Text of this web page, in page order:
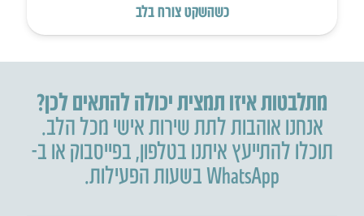
כשהשקט צורח בלב
מתלבטות איזו תמצית יכולה להתאים לכן?
אנחנו אוהבות לתת שירות אישי מכל הלב.
תוכלו להתייעץ איתנו בטלפון,בפייסבוק או ב-
WhatsApp בשעות הפעילות.